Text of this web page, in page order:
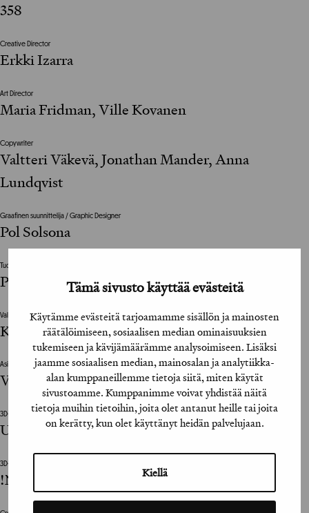
Tämä sivusto käyttää evästeitä
Käytämme evästeitä tarjoamamme sisällön ja mainosten
räätälöimiseen, sosiaalisen median ominaisuuksien
tukemiseen ja kävijämäärämme analysoimiseen. Lisäksi
jaamme sosiaalisen median, mainosalan ja analytiikka-
alan kumppaneillemme tietoja siitä, miten käytät
sivustoamme. Kumppanimme voivat yhdistää näitä
tietoja muihin tietoihin, joita olet antanut heille tai joita
on kerätty, kun olet käyttänyt heidän palvelujaan.
Kiellä
358
Creative Director
Erkki Izarra
Art Director
Maria Fridman, Ville Kovanen
Copywriter
Valtteri Väkevä, Jonathan Mander, Anna
Lundqvist
Graafinen suunnittelija / Graphic Designer
Pol Solsona
Tuottaja / Producer
Peggy Petrell, Krista Durchman
Valokuvat / Photographs
Kimmo Syväri
Asiakkaan vastuuhenkilö / Clients Representative
Virve Laivisto
3D-animaatio / 3D Animation
Undo / Ville Rousu
3D-animaatio / 3D Animation
!NOOB / Kristiina Ojala